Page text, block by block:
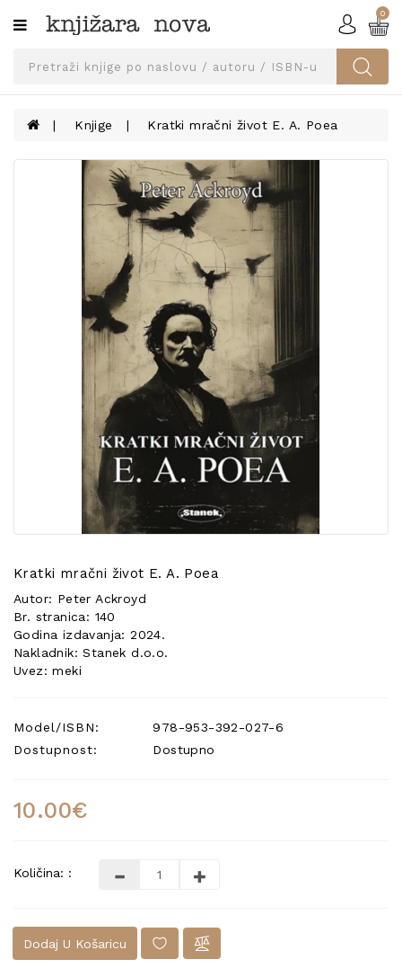
Kategorije
SVEUČILIŠNA
UDŽBENICI
KNJIGE
PRIBOR
UDŽBENIKE!
0
Knjige Kratki mračni život E. A. Poea
Kratki mračni život E. A. Poea
Autor: Peter Ackroyd
Br. stranica: 140
Godina izdavanja: 2024.
Nakladnik: Stanek d.o.o.
Uvez: meki
Model/ISBN:
978-953-392-027-6
Dostupnost:
Dostupno
10.00€
Količina: :
Dodaj U Košaricu